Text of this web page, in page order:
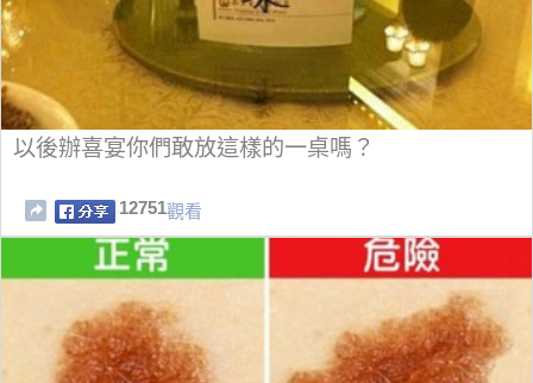
以後辦喜宴你們敢放這樣的一桌嗎？
12751觀看